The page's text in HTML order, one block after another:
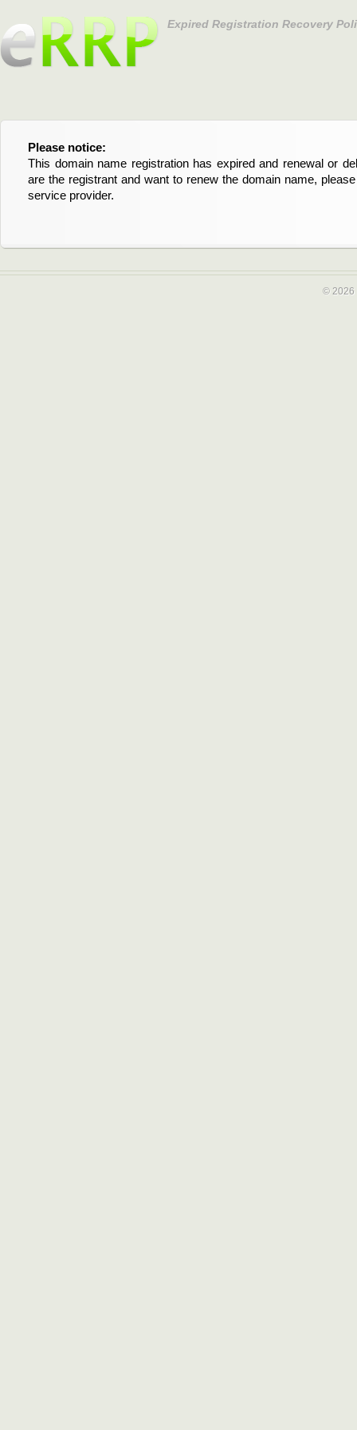
Expired Registration Recovery
Please notice:
This domain name registration has expired and renewal or
are the registrant and want to renew the domain name,
service provider.
Bitte beachten Sie:
Diese Domainregistrierung ist abgelaufen und die
Domain stehen an. Wenn Sie der Registrant sind und
verlängern möchten, kontaktieren Sie bitte Ihren Service-
© 2026